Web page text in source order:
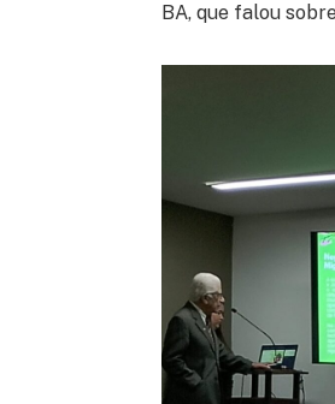
BA, que falou